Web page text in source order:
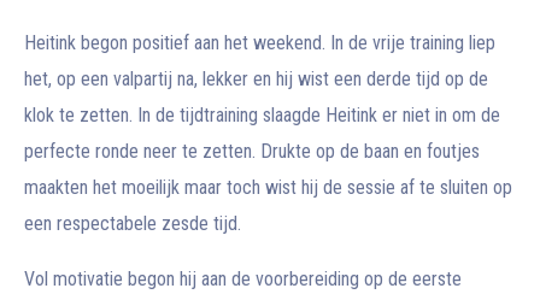
Heitink begon positief aan het weekend. In de vrije training liep
het, op een valpartij na, lekker en hij wist een derde tijd op de
klok te zetten. In de tijdtraining slaagde Heitink er niet in om de
perfecte ronde neer te zetten. Drukte op de baan en foutjes
maakten het moeilijk maar toch wist hij de sessie af te sluiten op
een respectabele zesde tijd.
Vol motivatie begon hij aan de voorbereiding op de eerste